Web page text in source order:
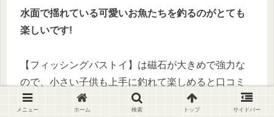
水面で揺れている可愛いお魚たちを釣るのがとても
楽しいです!
【フィッシングバストイ】は磁石が大きめで強力な
ので、小さい子供も上手に釣れて楽しめると口コミ
でも人気です。
メニュー ホーム 検索 トップ サイドバー